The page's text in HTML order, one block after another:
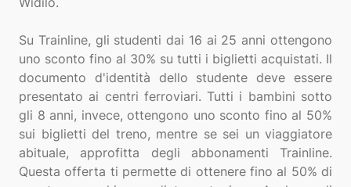
Su Trainline, gli studenti dai 16 ai 25 anni ottengono
uno sconto fino al 30% su tutti i biglietti acquistati. Il
documento d'identità dello studente deve essere
presentato ai centri ferroviari. Tutti i bambini sotto
gli 8 anni, invece, ottengono uno sconto fino al 50%
sui biglietti del treno, mentre se sei un viaggiatore
abituale, approfitta degli abbonamenti Trainline.
Questa offerta ti permette di ottenere fino al 50% di